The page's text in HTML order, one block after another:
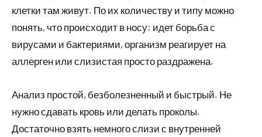
клетки там живут. По их количеству и типу можно
понять, что происходит в носу: идет борьба с
вирусами и бактериями, организм реагирует на
аллерген или слизистая просто раздражена.
Анализ простой, безболезненный и быстрый. Не
нужно сдавать кровь или делать проколы.
Достаточно взять немного слизи с внутренней